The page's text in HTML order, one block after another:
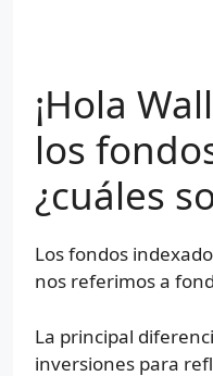
¡Hola
los
¿cuáles
Los fondos
nos referimos a
La principal
inversiones para